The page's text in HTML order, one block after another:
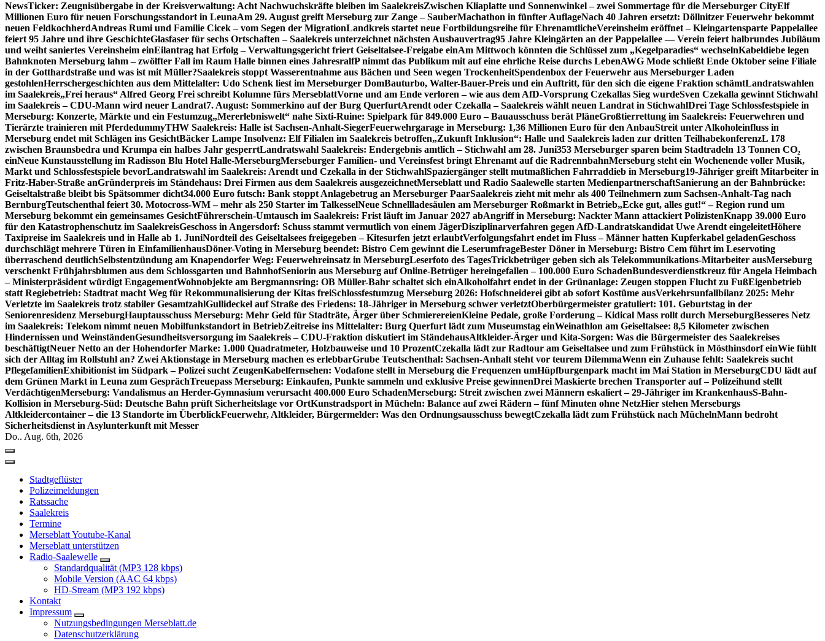
NewsTicker: Zeugnisübergabe in der Kreisverwaltung: Acht Nachwuchskräfte bleiben im SaalekreisZwischen Kliaplatte und Sonnenwinkel – zwei Sommertage für die Merseburger CityElf
Millionen Euro für neuen Forschungsstandort in LeunaAm 29. August greift Merseburg zur Zange – SauberMachathon in fünfter AuflageNach 40 Jahren ersetzt: Döllnitzer Feuerwehr bekommt
neuen FeldkochherdAndreas Rumi und Familie Cicek – vom Segen der MigrationLandkreis startet neue Fortbildungsreihe für EhrenamtlicheVereinsheim eröffnet – Kleingartensparte Pappelallee
feiert 95 Jahre und ihre GeschichteGlasfaser für sechs Ortschaften – Saalekreis unterzeichnet nächsten Ausbauvertrag95 Jahre Kleingärten an der Pappelallee — Verein feiert halbrundes Jubiläum
und weiht saniertes Vereinsheim einEilantrag hat Erfolg – Verwaltungsgericht friert Geiseltalsee-Freigabe einAm Mittwoch könnten die Schlüssel zum „Kegelparadies“ wechselnKabeldiebe legen
Bahnknoten Merseburg lahm – zwölfter Fall im Raum Halle binnen eines JahresralfP nimmt das Publikum mit auf eine ehrliche Reise durchs LebenAWG Mode schließt Ende Oktober seine Filiale
in der Gotthardstraße und was ist mit Müller?Saalekreis stoppt Wasserentnahme aus Bächen und Seen wegen TrockenheitSpendenbox der Feuerwehr aus Merseburger Laden
gestohlenHerrschergeschichten aus dem Mittelalter: Udo Schenk liest im Merseburger DomBauturbo, Walter-Bauer-Preis und ein Auftritt, für den sich die eigene Fraktion schämtLandratswahlen
im Saalekreis„Frei heraus“ Alfred Georg Frei schreibt Kolumne fürs MerseblattVorne und am Ende verloren – wie aus dem AfD-Vorsprung Czekallas Sieg wurdeSven Czekalla gewinnt Stichwahl
im Saalekreis – CDU-Mann wird neuer Landrat7. August: Sommerkino auf der Burg QuerfurtArendt oder Czekalla – Saalekreis wählt neuen Landrat in StichwahlDrei Tage Schlossfestspiele in
Merseburg: Konzerte, Märkte und ein Festumzug„Mererlebniswelt“ nahe Sixti-Ruine: Spielpark für 849.000 Euro – Bauausschuss berät PläneGroßtierrettung im Saalekreis: Feuerwehren und
Tierärzte trainieren mit PferdedummyTHW Saalekreis: Halle ist Sachsen-Anhalt-SiegerFeuerwehrgarage in Merseburg: 1,36 Millionen Euro für den AnbauStreit unter Alkoholeinfluss in
Merseburg endet mit Schlägen ins GesichtBäcker Lampe Insolvenz: Elf Filialen im Saalekreis betroffen„Zukunft Inklusion“: Halle und Saalekreis laden zur dritten TeilhabekonferenzL 178
zwischen Braunsbedra und Krumpa ein halbes Jahr gesperrtLandratswahl Saalekreis: Endergebnis amtlich – Stichwahl am 28. Juni353 Merseburger sparen beim Stadtradeln 13 Tonnen CO₂
einNeue Kunstausstellung im Radisson Blu Hotel Halle-MerseburgMerseburger Familien- und Vereinsfest bringt Ehrenamt auf die RadrennbahnMerseburg steht ein Wochenende voller Musik,
Markt und Schlossfestspiele bevorLandratswahl im Saalekreis: Arendt und Czekalla in der StichwahlSpaziergänger stellt mutmaßlichen Fahrraddieb in Merseburg19-Jähriger greift Mitarbeiter in
Fritz-Haber-Straße anGründerpreis im Ständehaus: Drei Firmen aus dem Saalekreis ausgezeichnetMerseblatt und Radio Saalewelle starten MedienpartnerschaftSanierung an der Bahnbrücke:
Geiseltalstraße bleibt bis Spätsommer dicht34.000 Euro futsch: Bank stoppt Anlagebetrug an Merseburger PaarSaalekreis zieht mit mehr als 400 Teilnehmern zum Sachsen-Anhalt-Tag nach
BernburgTeutschenthal feiert 30. Motocross-WM – mehr als 250 Starter im TalkesselNeue Schnellladesäulen am Merseburger Roßmarkt in Betrieb„Ecke gut, alles gut!“ – Region rund um
Merseburg bekommt ein gemeinsames GesichtFührerschein-Umtausch im Saalekreis: Frist läuft im Januar 2027 abAngriff in Merseburg: Nackter Mann attackiert PolizistenKnapp 39.000 Euro
für den Katastrophenschutz im SaalekreisGeschoss in Angersdorf: Schuss stammt vermutlich von einem JägerDisziplinarverfahren gegen AfD-Landratskandidat Uwe Arendt eingeleitetHöhere
Taxipreise im Saalekreis und in Halle ab 1. JuniNordteil des Geiseltalsees freigegeben – Kitesurfen jetzt erlaubtVerfolgungsfahrt endet im Fluss – Männer hatten Kupferkabel geladenGeschoss
durchschlägt mehrere Türen in EinfamilienhausDöner-Voting in Merseburg beendet: Bistro Cem gewinnt die LeserumfrageBester Döner in Merseburg: Bistro Cem führt im Leservoting
überraschend deutlichSelbstentzündung am Knapendorfer Weg: Feuerwehreinsatz in MerseburgLeserfoto des TagesTrickbetrüger geben sich als Telekommunikations-Mitarbeiter ausMerseburg
verschenkt Frühjahrsblumen aus dem Schlossgarten und BahnhofSeniorin aus Merseburg auf Online-Betrüger hereingefallen – 100.000 Euro SchadenBundesverdienstkreuz für Angela Heimbach
– Ministerpräsident würdigt EngagementWohnobjekte am Bergmannsring: OB Müller-Bahr schaltet sich einAlkoholfahrt endet in der Grünanlage: Zeugen stoppen Flucht zu FußEigenbetrieb
statt Regiebetrieb: Stadtrat macht Weg für Rekommunalisierung der Kitas freiSchlossfestumzug Merseburg 2026: Hofschneiderei gibt ab sofort Kostüme ausVerkehrsunfallbilanz 2025: Mehr
Verletzte im Saalekreis trotz stabiler GesamtzahlGullideckel auf Straße des Friedens: 18-Jähriger in Merseburg schwer verletztOberbürgermeister gratuliert: 101. Geburtstag in der
Seniorenresidenz MerseburgHauptausschuss Merseburg: Mehr Geld für Stadträte, Ärger über SchmierereienKleine Pedale, große Forderung – Kidical Mass rollt durch MerseburgBesseres Netz
im Saalekreis: Telekom nimmt neuen Mobilfunkstandort in BetriebZeitreise ins Mittelalter: Burg Querfurt lädt zum Museumstag einWeinathlon am Geiseltalsee: 8,5 Kilometer zwischen
Hindernissen und WeinständenGesundheitsversorgung im Saalekreis – CDU-Fraktion diskutiert im StändehausAltkleider-Ärger und Kita-Sorgen: Was die Bürgermeister des Saalekreises
beschäftigtNeuer Netto an der Hohendorfer Marke: 1.000 Quadratmeter, Holzbauweise und 10 ProzentCzekalla lädt zur Radtour am Geiseltalsee und zum Frühstück in Mösthinsdorf einWie fühlt
sich der Alltag im Rollstuhl an? Zwei Aktionstage in Merseburg machen es erlebbarGrube Teutschenthal: Sachsen-Anhalt steht vor teurem DilemmaWenn ein Zuhause fehlt: Saalekreis sucht
PflegefamilienExhibitionist im Südpark – Polizei sucht ZeugenKabelfernsehen: Vodafone stellt in Merseburg die Frequenzen umHüpfburgenpark macht im Mai Station in MerseburgCDU lädt auf
dem Grünen Markt in Leuna zum GesprächTreuepass Merseburg: Einkaufen, Punkte sammeln und exklusive Preise gewinnenDrei Maskierte brechen Transporter auf – Polizeihund stellt
VerdächtigenMerseburg: Vandalismus an Herder-Gymnasium verursacht 400.000 Euro SchadenMerseburg: Streit zwischen zwei Männern eskaliert – 29-Jähriger im KrankenhausS-Bahn-
Kollision in Merseburg-Süd: Deutsche Bahn prüft Sicherheitslage vor OrtKunstradsport in Mücheln: Balance auf zwei Rädern – fünf Minuten ohne NetzHier stehen Merseburgs
Altkleidercontainer – die 13 Standorte im ÜberblickFeuerwehr, Altkleider, Bürgermelder: Was den Ordnungsausschuss bewegtCzekalla lädt zum Frühstück nach MüchelnMann bedroht
Sicherheitsdienst in Asylunterkunft mit Messer
Do.. Aug. 6th, 2026
Stadtgeflüster
Polizeimeldungen
Ratssache
Saalekreis
Termine
Merseblatt Youtube-Kanal
Merseblatt unterstützen
Radio-Saalewelle
Standardqualität (MP3 128 kbps)
Mobile Version (AAC 64 kbps)
HD-Stream (MP3 192 kbps)
Kontakt
Impressum
Nutzungsbedingungen Merseblatt.de
Datenschutzerklärung